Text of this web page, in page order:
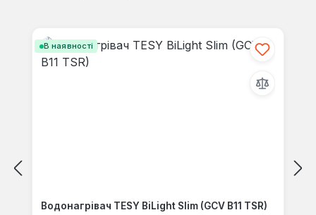
В наявності
Водонагрівач TESY BiLight Slim (GCV B11 TSR)